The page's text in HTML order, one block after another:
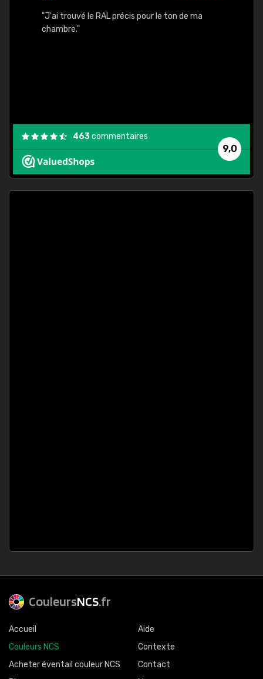
"J'ai trouvé le RAL précis pour le ton de ma
chambre."
9,0
463commentaires
CouleursNCS.fr
Accueil
Couleurs NCS
Acheter éventail couleur NCS
Aide
Contexte
Contact